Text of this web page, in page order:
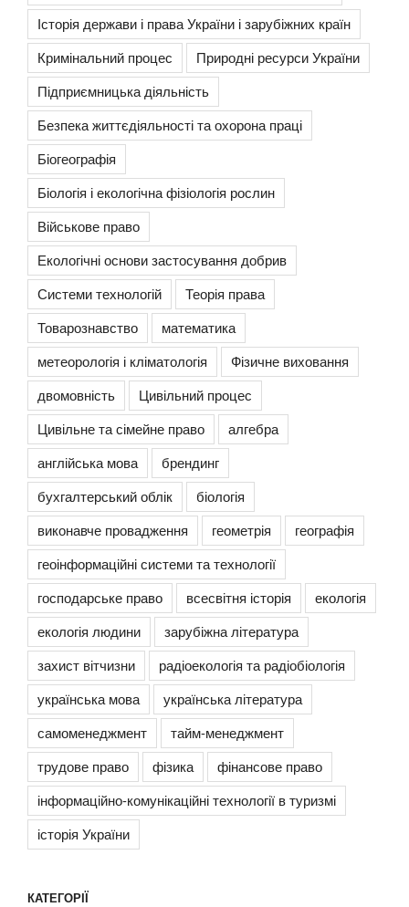
Історія держави і права України і зарубіжних країн
Кримінальний процес
Природні ресурси України
Підприємницька діяльність
Безпека життєдіяльності та охорона праці
Біогеографія
Біологія і екологічна фізіологія рослин
Військове право
Екологічні основи застосування добрив
Системи технологій
Теорія права
Товарознавство
математика
метеорологія і кліматологія
Фізичне виховання
двомовність
Цивільний процес
Цивільне та сімейне право
алгебра
англійська мова
брендинг
бухгалтерський облік
біологія
виконавче провадження
геометрія
географія
геоінформаційні системи та технології
господарське право
всесвітня історія
екологія
екологія людини
зарубіжна література
захист вітчизни
радіоекологія та радіобіологія
українська мова
українська література
самоменеджмент
тайм-менеджмент
трудове право
фізика
фінансове право
інформаційно-комунікаційні технології в туризмі
історія України
КАТЕГОРІЇ